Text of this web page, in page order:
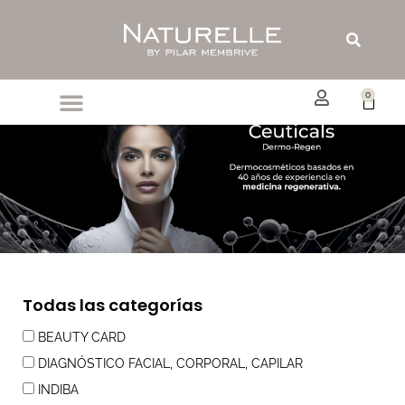
Buscar
0
Todas las categorías
BEAUTY CARD
DIAGNÓSTICO FACIAL, CORPORAL, CAPILAR
INDIBA